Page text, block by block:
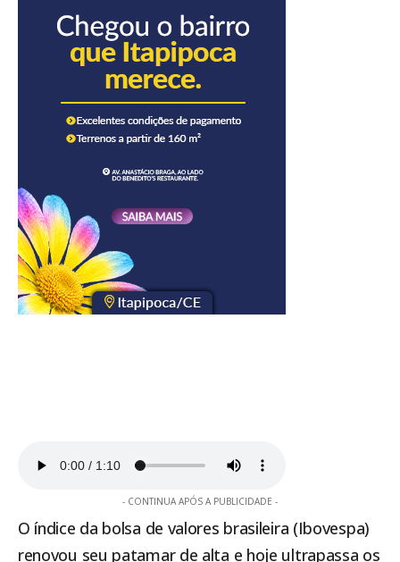
- CONTINUA APÓS A PUBLICIDADE -
O índice da bolsa de valores brasileira (Ibovespa)
renovou seu patamar de alta e hoje ultrapassa os